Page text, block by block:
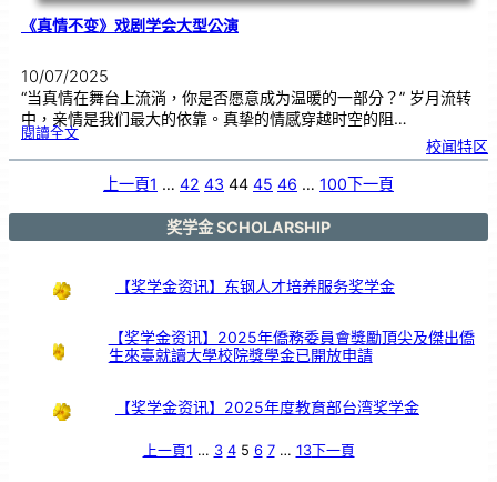
《真情不变》戏剧学会大型公演
10/07/2025
“当真情在舞台上流淌，你是否愿意成为温暖的一部分？” 岁月流转
中，亲情是我们最大的依靠。真挚的情感穿越时空的阻…
閱讀全文:《
不
大
演
校闻特区
上一頁1 … 42 43 44 45 46 … 100下一頁
奖学金 SCHOLARSHIP
【奖学金资讯】东钢人才培养服务奖学金
【奖学金资讯】2025年僑務委員會獎勵頂尖及傑出僑
生來臺就讀大學校院獎學金已開放申請
【奖学金资讯】2025年度教育部台湾奖学金
上一頁1 … 3 4 5 6 7 … 13下一頁